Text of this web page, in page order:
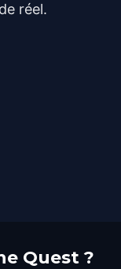
réel.
Quest ?